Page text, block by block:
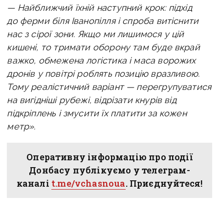
— Найближчий їхній наступний крок: підхід
до ферми біля Іванопілля і спроба витіснити
нас з сірої зони. Якщо ми лишимося у цій
кишені, то тримати оборону там буде вкрай
важко, обмежена логістика і маса ворожих
дронів у повітрі роблять позицію вразливою.
Тому реалістичний варіант — перегрупуватися
на вигідніші рубежі, відрізати кнурів від
підкріплень і змусити їх платити за кожен
метр».
Оперативну інформацію про події
Донбасу публікуємо у телеграм-
каналі t.me/vchasnoua. Приєднуйтеся!